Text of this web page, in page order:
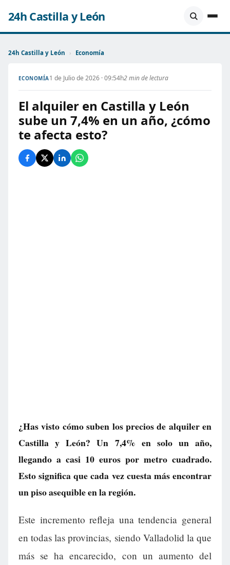
24h Castilla y León
24h Castilla y León › Economía
ECONOMÍA1 de Julio de 2026 · 09:54h2 min de lectura
El alquiler en Castilla y León
sube un 7,4% en un año, ¿cómo
te afecta esto?
¿Has visto cómo suben los precios de alquiler en
Castilla y León? Un 7,4% en solo un año,
llegando a casi 10 euros por metro cuadrado.
Esto significa que cada vez cuesta más encontrar
un piso asequible en la región.
Este incremento refleja una tendencia general
en todas las provincias, siendo Valladolid la que
más se ha encarecido, con un aumento del